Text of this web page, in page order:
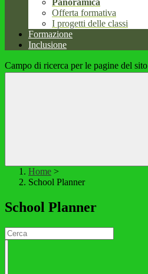
Panoramica
Offerta formativa
I progetti delle classi
Formazione
Inclusione
Campo di ricerca per le pagine del sito
Home >
School Planner
School Planner